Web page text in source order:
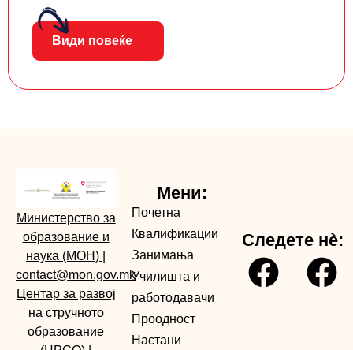
Види повеќе
Министерство за
образование и
наука (МОН)
contact@mon.gov.mk
Центар за развој
на стручното
образование
Мени:
Почетна
Квалификации
Занимања
Училишта и
работодавачи
Проодност
Настани
Следете нè: